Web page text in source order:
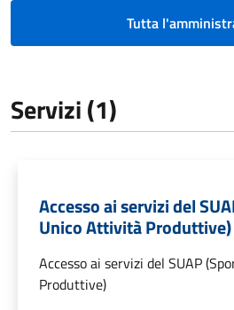
Tutta
Servizi (1)
Accesso ai servizi del
Unico Attività Produttive)
Accesso ai servizi del SUAP
Produttive)